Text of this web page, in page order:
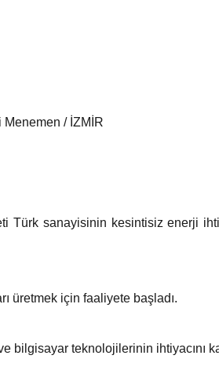
/ İZMİR
Türk sanayisinin kesintisiz enerji
üretmek için faaliyete başladı.
bilgisayar teknolojilerinin ihtiyacını